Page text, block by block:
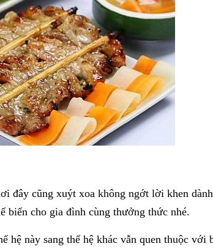
đây cũng xuýt xoa không ngớt lời khen
biến cho gia đình cùng thưởng thức nhé.
này sang thế hệ khác vẫn quen thuộc với